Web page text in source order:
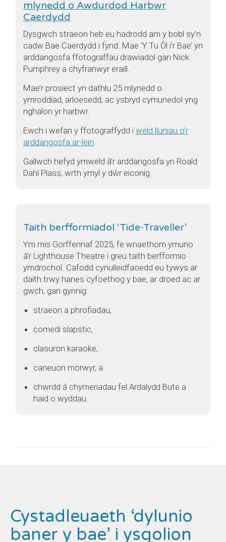
mlynedd o Awdurdod Harbwr
Caerdydd
Dysgwch straeon heb eu hadrodd am y bobl sy’n
cadw Bae Caerdydd i fynd. Mae ‘Y Tu Ôl i’r Bae’ yn
arddangosfa ffotograffau drawiadol gan Nick
Pumphrey a chyfranwyr eraill.
Mae’r prosiect yn dathlu 25 mlynedd o
ymroddiad, arloesedd, ac ysbryd cymunedol yng
nghalon yr harbwr.
Ewch i wefan y ffotograffydd i weld lluniau o’r
arddangosfa ar-lein.
Gallwch hefyd ymweld â’r arddangosfa yn Roald
Dahl Plass, wrth ymyl y dŵr eiconig.
Taith berfformiadol ‘Tide-Traveller’
Ym mis Gorffennaf 2025, fe wnaethom ymuno
â’r Lighthouse Theatre i greu taith berfformio
ymdrochol. Cafodd cynulleidfaoedd eu tywys ar
daith trwy hanes cyfoethog y bae, ar droed ac ar
gwch, gan gynnig:
straeon a phrofiadau,
comedi slapstic,
clasuron karaoke,
caneuon morwyr, a
chwrdd â chymeriadau fel Ardalydd Bute a
haid o wyddau.
Cystadleuaeth ‘dylunio
baner y bae’ i ysgolion